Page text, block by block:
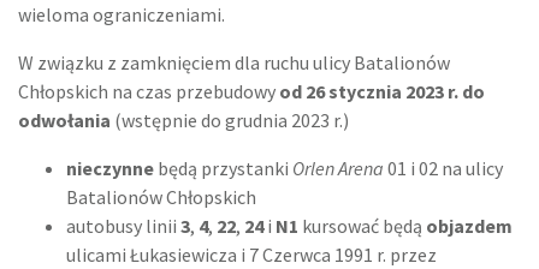
wieloma ograniczeniami.
W związku z zamknięciem dla ruchu ulicy Batalionów
Chłopskich na czas przebudowy od 26 stycznia 2023 r. do
odwołania (wstępnie do grudnia 2023 r.)
nieczynne będą przystanki Orlen Arena 01 i 02 na ulicy
Batalionów Chłopskich
autobusy linii 3, 4, 22, 24i N1 kursować będą objazdem
ulicami Łukasiewicza i 7 Czerwca 1991 r. przez